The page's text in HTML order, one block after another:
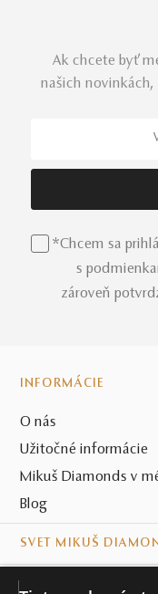
Ak chcete byť
našich
*Chcem sa
s
zároveň
INFORMÁCIE
O nás
Užitočné informácie
Mikuš Diamonds v
Blog
SVET MIKUŠ